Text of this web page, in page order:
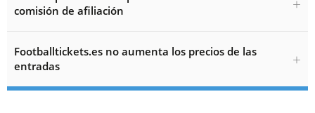
comisión de afiliación
Footballtickets.es no aumenta los precios de las
entradas